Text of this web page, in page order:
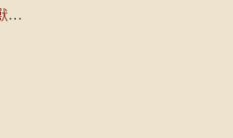
非洲豬瘟專區（農業部獸醫研究所）